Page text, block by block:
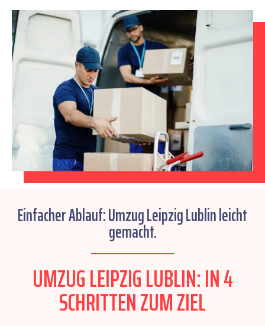
Einfacher Ablauf: Umzug Leipzig Lublin leicht
gemacht.
UMZUG LEIPZIG LUBLIN: IN 4
SCHRITTEN ZUM ZIEL